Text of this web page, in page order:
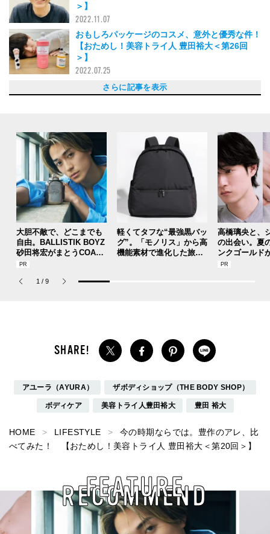
＞】
2022.11.07
おもしろパッケージのコスメ、意外と優秀な件！
【おためし！美容トライ人 豊田裕大＜第26回
＞】
2022.07.25
頭皮がさえわたる！リファのヘッドスパ&点滴美
容で、セレブ夏気分【おためし！美容トライ人
“砂漠乾燥肌”の同士に贈る！ 外出先でもこまめ
に保湿できるミスト３選【おためし！美容トライ
予算１万円で美容アイテム６品をプレゼン！～豊
田おすすめ編【おためし！美容トライ人 豊田裕
予算１万円で美容アイテム５品をプレゼン！～樋
之津おすすめ編【おためし！美容トライ人 豊田
シートマスクで極上の肌を手に入れろッ！【おた
めし！美容トライ人 豊田裕大＜第21回＞】
今の時期ならでは。豊作のアレ、比べてみた！
【おためし！美容トライ人 豊田裕大＜第20回
ルームフレグランスで癒されたい！ 【おため
し！美容トライ人 豊田裕大＜第19回＞】
100均で美容スキマ名品をディグってきた！【お
ためし！美容トライ人 豊田裕大＜第18回＞】
続けよう...唇に自信が持てる集中リップケア（後
編）【おためし！美容トライ人 豊田裕大＜第17
唇が荒れると4歳老ける!? リップクリーム、抵
抗なく使うべし！（前編）【おためし！美容トラ
顔周りをケアできる美容ギア...全部欲しい！
【おためし！美容トライ人 豊田裕大＜第15回
ボディ保湿で最強の「ひじ」になる！【おため
し！美容トライ人 豊田裕大＜第14回＞】
おためし！美容トライ人 豊田裕大＜第13回＞
「めちゃくちゃ気に入ったハンドクリームは」
おためし！美容トライ人 豊田裕大＜第12回＞
「シカアイテムって、なんだ！？」（後編）
おためし！美容トライ人 豊田裕大＜第11回＞
「シカアイテムって、なんだ！？」（前編）
おためし！美容トライ人 豊田裕大＜第10回＞
「知られざる、部分パックの世界」（後編）
おためし！美容トライ人 豊田裕大＜第９回＞
「知られざる、部分パックの世界」（前編）
おためし！美容トライ人 豊田裕大＜第８回＞
「美容パイセンと香水について語り合いたい！」
おためし！美容トライ人 豊田裕大＜第７回＞
「美容パイセンと香水について語り合いたい！」
おためし！美容トライ人 豊田裕大＜第6回＞「初
ネイルに大興奮、ポージングもばっちり！」
おためし！美容トライ人 豊田裕大＜第5回＞「ド
ライシャンプーってなに？？」
おためし！美容トライ人 豊田裕大＜第４回＞「B
Bクリームためしてみた」
おためし！美容トライ人 豊田裕大＜第3回＞「最
強の頭皮マッサージグッズを求めて...」
おためし！美容トライ人 豊田裕大＜第２回＞
「酵素洗顔やってみた！」
【新連載】おためし！美容トライ人 豊田裕大＜
第１回＞「色んなタイプの日焼け止めくらべてみ
さらに記事を表示
大胆不敵で、どこまでも
自由。BALLISTIK BOYZ
砂田将宏がまとうCOACH
の新作フレグランス「コ
パルファム」
軽くてタフな“最強黒バッ
グ”。「モノリス」から高
機能素材で進化した旅行
高橋璃央と、
の出会い。夏
ンクゴールド
SUMMER
1 / 9
アユーラ（AYURA） ザボディショップ（THE BODY SHOP）
ボディケア 美容トライ人豊田裕大 豊田 裕大
HOME LIFESTYLE
今の時期ならでは。豊作のアレ、比
べてみた！ 【おためし！美容トライ人 豊田裕大＜第20回＞】
RECOMMEND
FEATURE